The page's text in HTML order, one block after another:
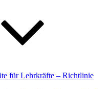
für Lehrkräfte – Richtlinie